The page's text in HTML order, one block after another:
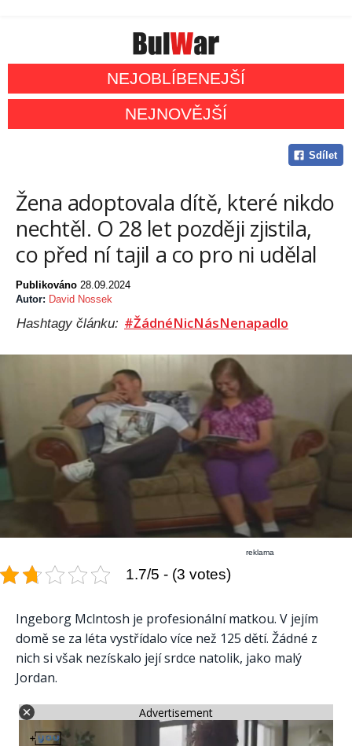
NEJOBLÍBENEJŠÍ
NEJNOVĚJŠÍ
Sdílet
Žena adoptovala dítě, které nikdo
nechtěl. O 28 let později zjistila,
co před ní tajil a co pro ni udělal
Publikováno 28.09.2024
Autor: David Nossek
Hashtagy článku: #ŽádnéNicNásNenapadlo
reklama
1.7/5 - (3 votes)
Ingeborg Mclntosh je profesionální matkou. V jejím
domě se za léta vystřídalo více než 125 dětí. Žádné z
nich si však nezískalo její srdce natolik, jako malý
Jordan.
Advertisement